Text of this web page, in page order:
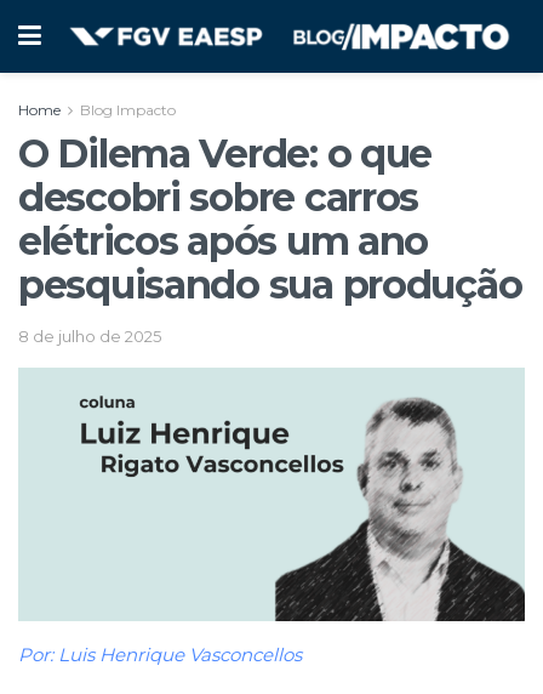
Home Blog Impacto
O Dilema Verde: o que
descobri sobre carros
elétricos após um ano
pesquisando sua produção
8 de julho de 2025
Por: Luis Henrique Vasconcellos